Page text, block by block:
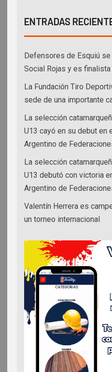
ENTRADAS
Defensores de Esquiú
Social Rojas y es finalista
La Fundación Tiro
sede de una importante
La selección
U13 cayó en su debut en
Argentino de
La selección
U13 debutó con victoria
Argentino de
Valentín Herrera es
un torneo internacional